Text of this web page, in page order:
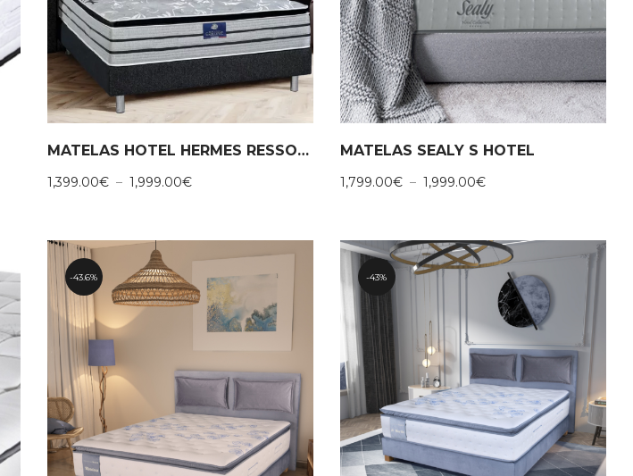
MATELAS HOTEL HERMES RESSORTS ENSACHES MOUSSE A MEMOIRE
1,399.00€ – 1,999.00€Plage
MATELAS SEALY S HOTEL
1,799.00€ – 1,999.00€Plage
à
1,999.00€
43.6% 43%